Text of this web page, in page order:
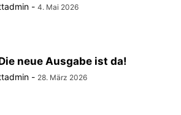
- 4. Mai 2026
neue Ausgabe ist da!
- 28. März 2026